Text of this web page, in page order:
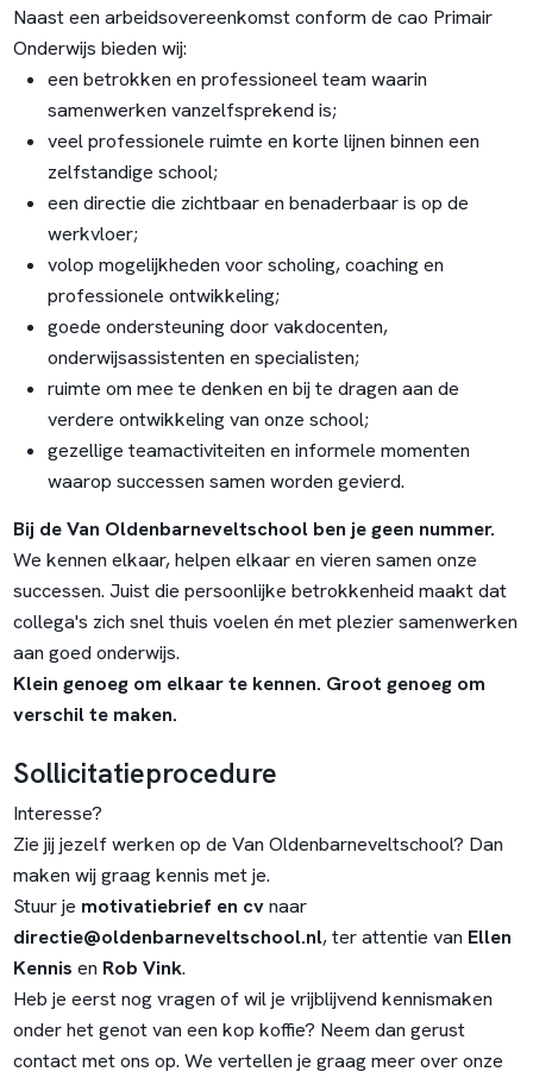
Naast een arbeidsovereenkomst conform de cao Primair
Onderwijs bieden wij:
een betrokken en professioneel team waarin
samenwerken vanzelfsprekend is;
veel professionele ruimte en korte lijnen binnen een
zelfstandige school;
een directie die zichtbaar en benaderbaar is op de
werkvloer;
volop mogelijkheden voor scholing, coaching en
professionele ontwikkeling;
goede ondersteuning door vakdocenten,
onderwijsassistenten en specialisten;
ruimte om mee te denken en bij te dragen aan de
verdere ontwikkeling van onze school;
gezellige teamactiviteiten en informele momenten
waarop successen samen worden gevierd.
Bij de Van Oldenbarneveltschool ben je geen nummer.
We kennen elkaar, helpen elkaar en vieren samen onze
successen. Juist die persoonlijke betrokkenheid maakt dat
collega's zich snel thuis voelen én met plezier samenwerken
aan goed onderwijs.
Klein genoeg om elkaar te kennen. Groot genoeg om
verschil te maken.
Sollicitatieprocedure
Interesse?
Zie jij jezelf werken op de Van Oldenbarneveltschool? Dan
maken wij graag kennis met je.
Stuur je motivatiebrief en cvnaar
directie@oldenbarneveltschool.nl, ter attentie van Ellen
Kennis en Rob Vink.
Heb je eerst nog vragen of wil je vrijblijvend kennismaken
onder het genot van een kop koffie? Neem dan gerust
contact met ons op. We vertellen je graag meer over onze